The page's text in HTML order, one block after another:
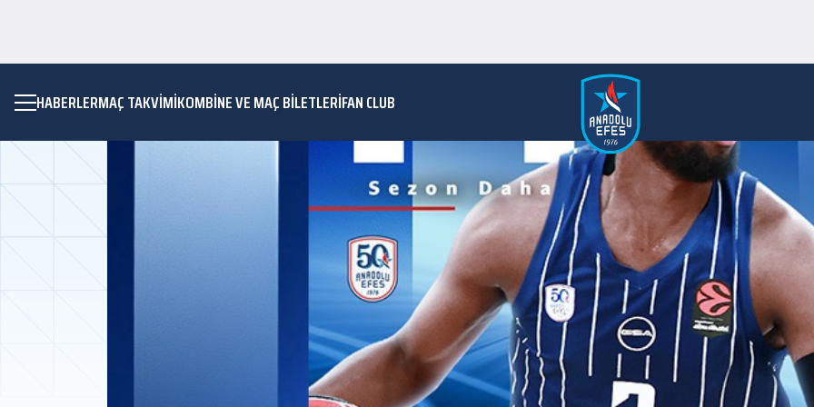
HABERLERMAÇ TAKVIMIKOMBİNE VE MAÇ BİLETLERİFAN CLUB